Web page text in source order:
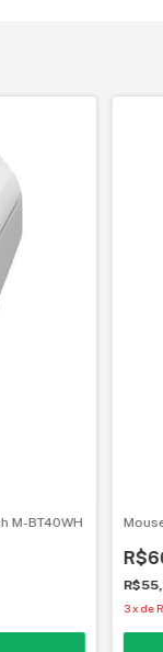
M-BT40WH
3 xde